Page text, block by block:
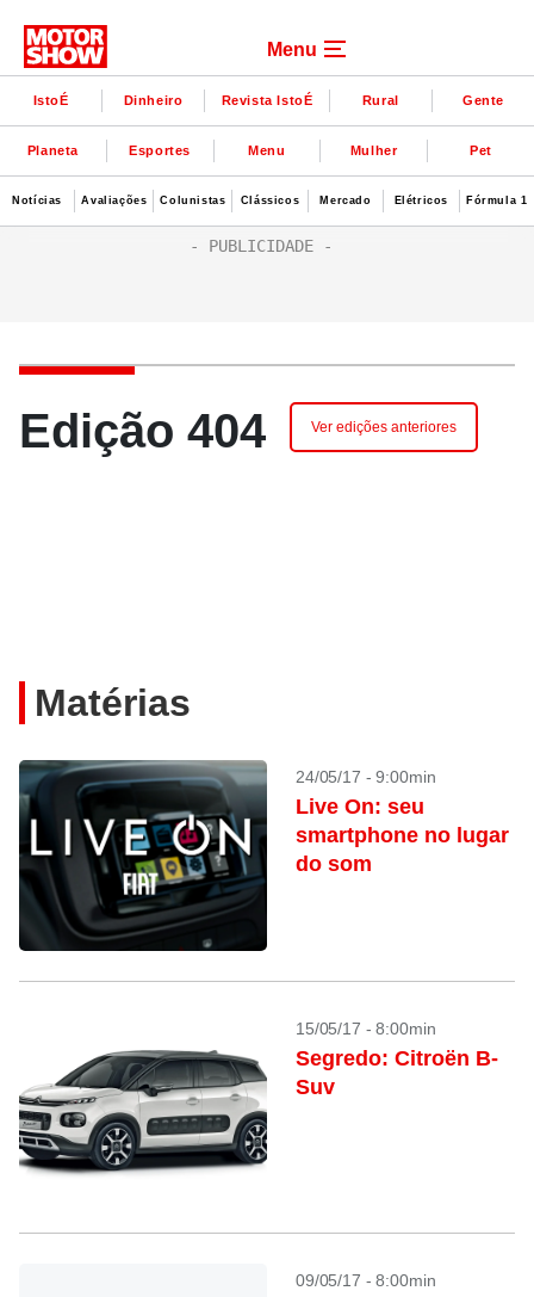
Menu
IstoÉ Dinheiro Revista IstoÉ Rural Gente
Planeta Esportes Menu Mulher Pet
Notícias Avaliações Colunistas Clássicos Mercado Elétricos Fórmula 1
Edição 404 Ver edições anteriores
Matérias
24/05/17 - 9:00min
Live On: seu
smartphone no lugar
do som
15/05/17 - 8:00min
Segredo: Citroën B-
Suv
09/05/17 - 8:00min